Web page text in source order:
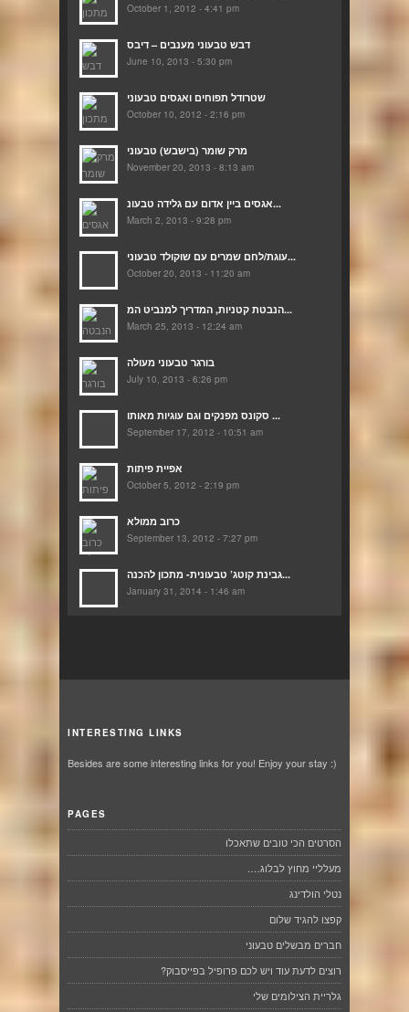
October 1, 2012 - 4:41 pm
דבש טבעוני מענבים – דיבס
June 10, 2013 - 5:30 pm
שטרודל תפוחים ואגסים טבעוני
October 10, 2012 - 2:16 pm
מרק שומר (בישבש) טבעוני
November 20, 2013 - 8:13 am
אגסים ביין אדום עם גלידה טבעונ...
March 2, 2013 - 9:28 pm
עוגת/לחם שמרים עם שוקולד טבעוני...
October 20, 2013 - 11:20 am
הנבטת קטניות, המדריך למנביט המ...
March 25, 2013 - 12:24 am
בורגר טבעוני מעולה
July 10, 2013 - 6:26 pm
סקונס מפנקים וגם עוגיות מאותו ...
September 17, 2012 - 10:51 am
אפיית פיתות
October 5, 2012 - 2:19 pm
כרוב ממולא
September 13, 2012 - 7:27 pm
גבינת קוטג’ טבעונית- מתכון להכנה...
January 31, 2014 - 1:46 am
INTERESTING LINKS
Besides are some interesting links for you! Enjoy your stay :)
PAGES
הסרטים הכי טובים שתאכלו
מעלליי מחוץ לבלוג….
נטלי הולדינג
קפצו להגיד שלום
חברים מבשלים טבעוני
רוצים לדעת עוד ויש לכם פרופיל בפייסבוק?
גלריית הצילומים שלי